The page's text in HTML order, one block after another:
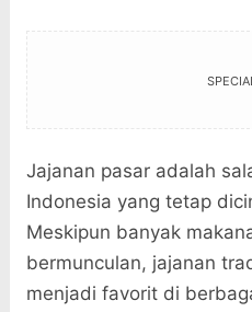
Jajanan pasar adalah
Indonesia yang tetap
Meskipun banyak
bermunculan, jajanan
menjadi favorit di